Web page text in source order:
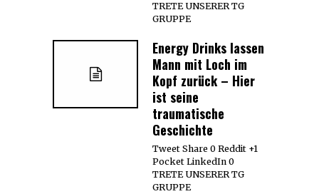
TRETE UNSERER TG
GRUPPE
Energy Drinks lassen
Mann mit Loch im
Kopf zurück – Hier
ist seine
traumatische
Geschichte
Tweet Share 0 Reddit +1
Pocket LinkedIn 0
TRETE UNSERER TG
GRUPPE